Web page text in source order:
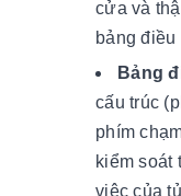
cửa và
bảng điều
Bảng
cấu trúc
phím
kiểm soát
việc của